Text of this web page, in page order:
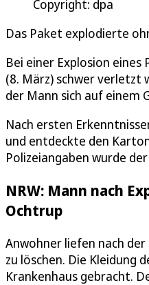
Copyright: dpa
Das Paket explodierte
Bei einer Explosion
(8. März) schwer verletzt
der Mann sich auf einem
Nach ersten
und entdeckte den
Polizeiangaben wurde
NRW: Mann nach
Ochtrup
Anwohner liefen nach
zu löschen. Die Kleidung
Krankenhaus gebracht.